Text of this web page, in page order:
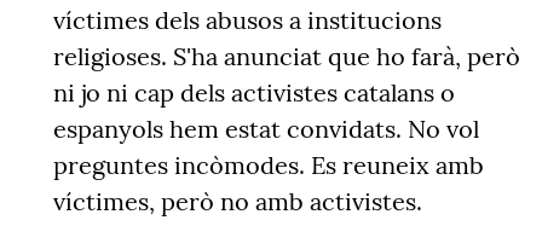
víctimes dels abusos a institucions
religioses. S'ha anunciat que ho farà, però
ni jo ni cap dels activistes catalans o
espanyols hem estat convidats. No vol
preguntes incòmodes. Es reuneix amb
víctimes, però no amb activistes.